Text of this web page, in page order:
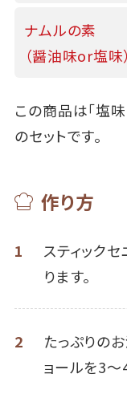
ナムルの素
（醤油味or塩味）
この商品は「塩
のセットです。
作り方
1
スティック
ります。
2
たっぷりの
ョールを3～